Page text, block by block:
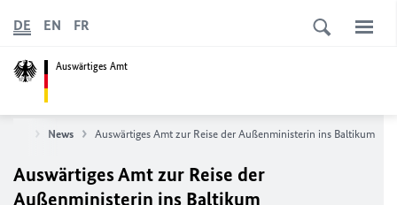
Auswärtiges Amt
DE EN FR
News Auswärtiges Amt zur Reise der Außenministerin ins Baltikum
Auswärtiges Amt zur Reise der
Außenministerin ins Baltikum